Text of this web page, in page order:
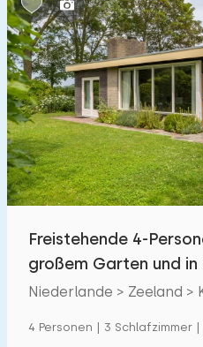
Freistehende 4-
großem Garten und in
Meeres.
Niederlande > Zeeland >
4 Personen | 3 Schlafzimmer